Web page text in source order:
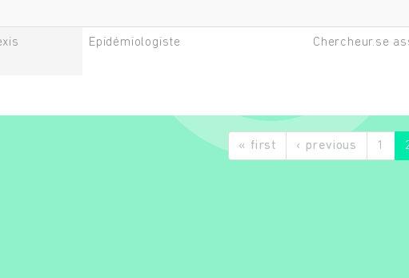
Epidémiologiste Chercheur.se
« first ‹ previous 1